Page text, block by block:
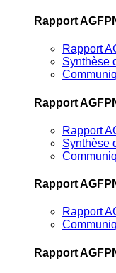
Rapport
Rapport
Synthèse
Rapport
Rapport
Synthèse
Rapport
Rapport
Rapport